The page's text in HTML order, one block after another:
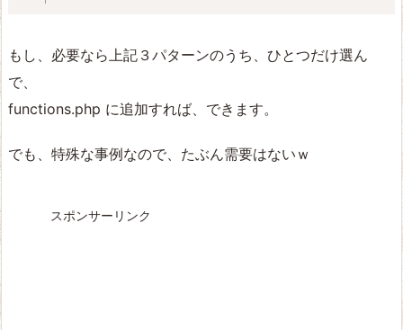
もし、必要なら上記３パターンのうち、ひとつだけ選ん
で、
functions.php に追加すれば、できます。
でも、特殊な事例なので、たぶん需要はないｗ
スポンサーリンク